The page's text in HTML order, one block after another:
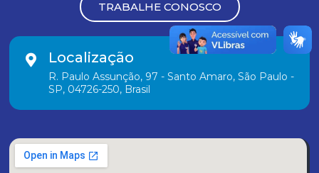
TRABALHE CONOSCO
Localização
R. Paulo Assunção, 97 - Santo Amaro, São Paulo -
SP, 04726-250, Brasil